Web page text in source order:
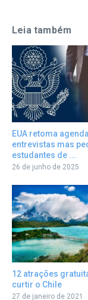
Leia também
EUA retoma
entrevistas mas
estudantes de ...
26 de junho de 2025
12 atrações
curtir o Chile
27 de janeiro de 2021